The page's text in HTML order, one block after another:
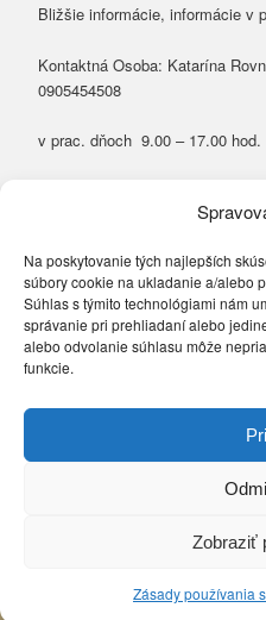
Na poskytovanie tých najlepších
súbory cookie na ukladanie a/alebo
Súhlas s týmito technológiami nám
správanie pri prehliadaní alebo
alebo odvolanie súhlasu môže
funkcie.
Zobraziť
Zásady používania
Bližšie informácie, informácie v
Kontaktná Osoba: Katarína
0905454508
v prac. dňoch 9.00 – 17.00 hod.
Copyright © 2026